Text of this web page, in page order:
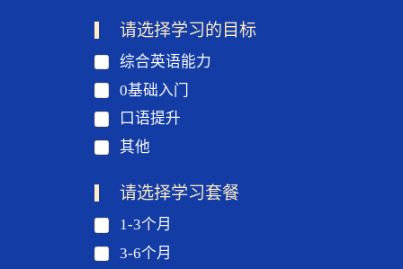
请选择学习的目标
综合英语能力
0基础入门
口语提升
其他
请选择学习套餐
1-3个月
3-6个月